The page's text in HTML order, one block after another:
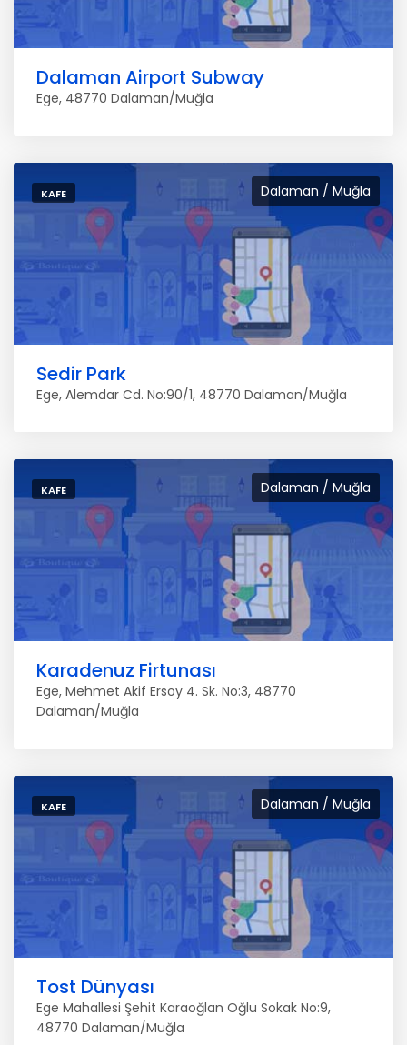
Dalaman Airport Subway
Ege, 48770 Dalaman/Muğla
Dalaman / Muğla
KAFE
Sedir Park
Ege, Alemdar Cd. No:90/1, 48770 Dalaman/Muğla
Dalaman / Muğla
KAFE
Karadenuz Firtunası
Ege, Mehmet Akif Ersoy 4. Sk. No:3, 48770
Dalaman/Muğla
Dalaman / Muğla
KAFE
Tost Dünyası
Ege Mahallesi Şehit Karaoğlan Oğlu Sokak No:9,
48770 Dalaman/Muğla